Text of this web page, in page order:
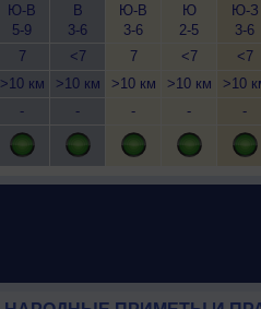
Ю-В
5-9
7
>10 км
-
В
3-6
<7
>10 км
-
Ю-В
3-6
7
>10 км
-
Ю
2-5
<7
>10 км
-
Ю-З
3-6
<7
>10
-